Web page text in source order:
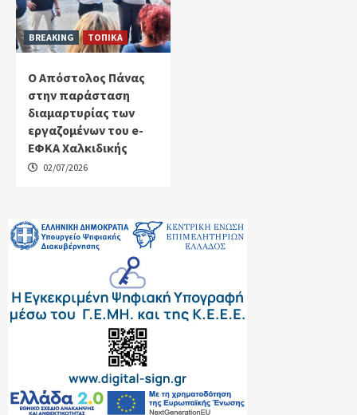
BREAKING ΤΟΠΙΚΑ
Ο Απόστολος Πάνας
στην παράσταση
διαμαρτυρίας των
εργαζομένων του e-
ΕΦΚΑ Χαλκιδικής
02/07/2026